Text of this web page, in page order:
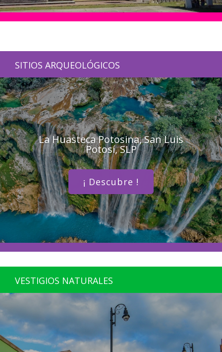
SITIOS ARQUEOLÓGICOS
La Huasteca Potosina, San Luis
Potosí, SLP
¡ Descubre !
VESTIGIOS NATURALES